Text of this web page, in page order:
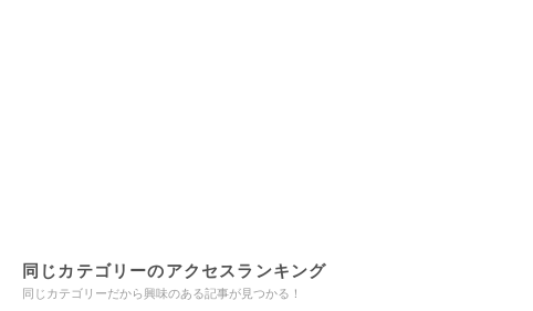
同じカテゴリーのアクセスランキング
同じカテゴリーだから興味のある記事が見つかる！